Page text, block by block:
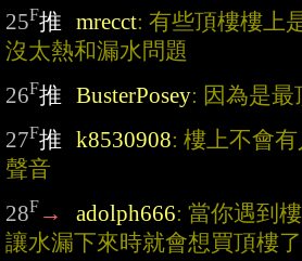
25F推 mrecct: 有些頂樓樓上
沒太熱和漏水問題
26F推 BusterPosey: 因為是最
27F推 k8530908: 樓上不會
聲音
28F → adolph666: 當你遇到
讓水漏下來時就會想買頂樓了